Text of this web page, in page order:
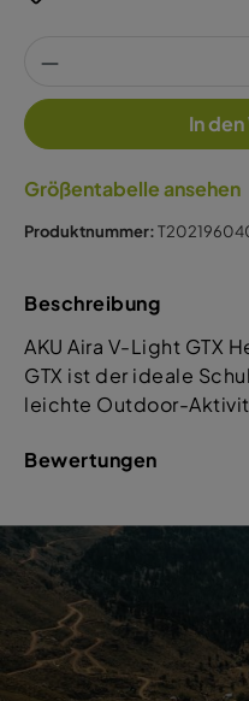
In
Größentabelle ansehen
Produktnummer:
Beschreibung
AKU Aira V-Light GTX
GTX ist der ideale
leichte Outdoor-
Bewertungen